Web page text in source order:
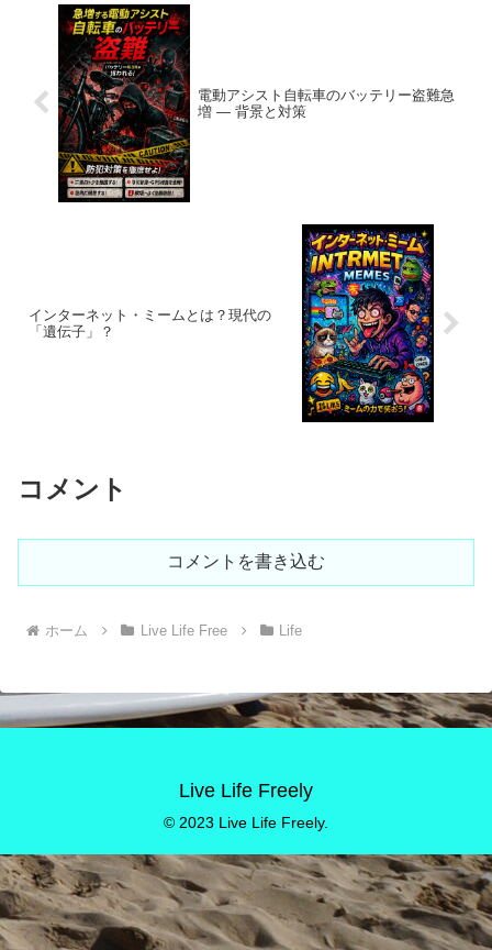
電動アシスト自転車のバッテリー盗難急
増 ― 背景と対策
インターネット・ミームとは？現代の
「遺伝子」？
コメント
コメントを書き込む
ホーム Live Life Free Life
Live Life Freely
© 2023 Live Life Freely.